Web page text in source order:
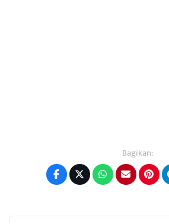
Bagikan: